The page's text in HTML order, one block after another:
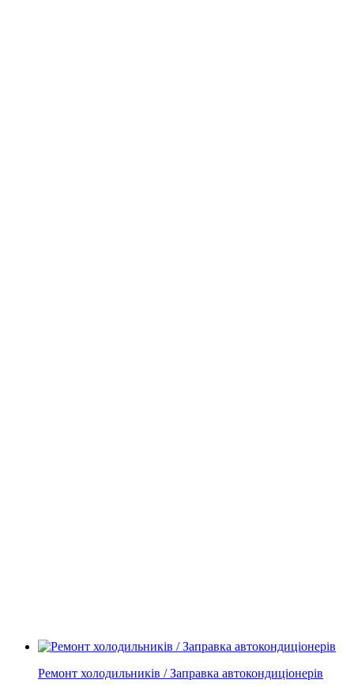
Ремонт холодильників / Заправка автокондиціонерів